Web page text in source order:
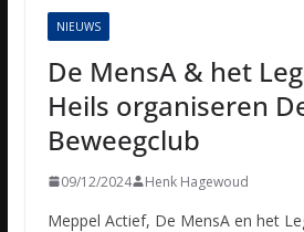
NIEUWS
De MensA & het
Heils organiseren
Beweegclub
09/12/2024 Henk Hagewoud
Meppel Actief, De MensA en het